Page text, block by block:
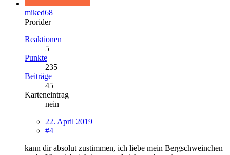
miked68
Prorider
Reaktionen
5
Punkte
235
Beiträge
45
Karteneintrag
nein
22. April 2019
#4
kann dir absolut zustimmen, ich liebe mein Bergschweinchen